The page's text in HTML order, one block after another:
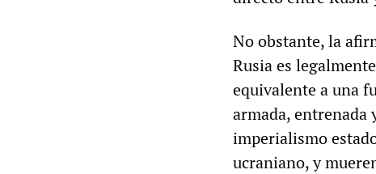
No obstante, la
Rusia es
equivalente a una
armada, entrenada
imperialismo
ucraniano, y